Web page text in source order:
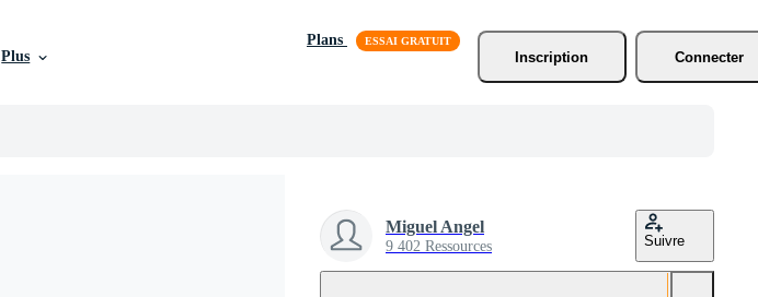
Plus
Plans
Inscription
Connecter
Miguel Angel
9 402 Ressources Suivre